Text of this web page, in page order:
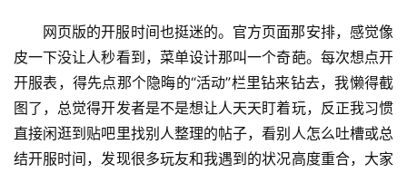
网页版的开服时间也挺迷的。官方页面那安排，感觉像
皮一下没让人秒看到，菜单设计那叫一个奇葩。每次想点开
开服表，得先点那个隐晦的“活动”栏里钻来钻去，我懒得截
图了，总觉得开发者是不是想让人天天盯着玩，反正我习惯
直接闲逛到贴吧里找别人整理的帖子，看别人怎么吐槽或总
结开服时间，发现很多玩友和我遇到的状况高度重合，大家